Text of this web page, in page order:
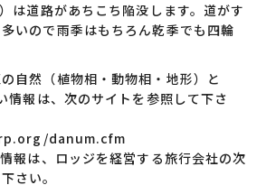
は道路があちこち陥没します。道がす
いので雨季はもちろん乾季でも四輪
自然（植物相・動物相・地形）と
情報は、次のサイトを参照して下さ
danum.cfm
報は、ロッジを経営する旅行会社の次
さい。